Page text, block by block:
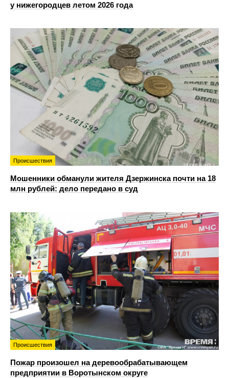
у нижегородцев летом 2026 года
Происшествия
Мошенники обманули жителя Дзержинска почти на 18
млн рублей: дело передано в суд
Происшествия
Пожар произошел на деревообрабатывающем
предприятии в Воротынском округе